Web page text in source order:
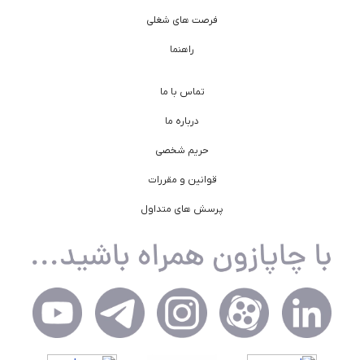
فرصت های شغلی
راهنما
تماس با ما
درباره ما
حریم شخصی
قوانین و مقررات
پرسش های متداول